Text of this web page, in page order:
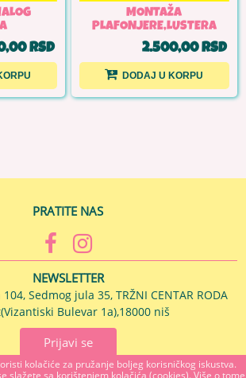
kolačiće za pružanje boljeg korisničkog iskustva.
slažete sa korištenjem kolačića (cookies). Više o tome
RSD
MONTAŽA
PLAFONJERE,LUSTERA
2.500,00 RSD
DODAJ U KORPU
PRATITE NAS
NEWSLETTER
Sedmog jula 35, TRŽNI CENTAR RODA
Bulevar 1a),18000 niš
Prijavi se